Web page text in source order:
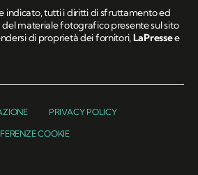
indicato, tutti i diritti di sfruttamento ed
materiale fotografico presente sul sito
di proprietà dei fornitori,LaPressee
PRIVACY POLICY
COOKIE